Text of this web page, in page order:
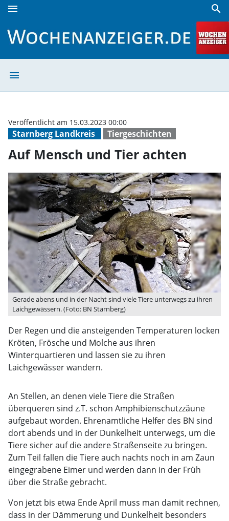
menu search
menu
Starnberg Landkreis Tiergeschichten
Veröffentlicht am 15.03.2023 00:00
Auf Mensch und Tier achten
Gerade abens und in der Nacht sind viele Tiere unterwegs zu ihren
Laichgewässern. (Foto: BN Starnberg)
Der Regen und die ansteigenden Temperaturen locken
Kröten, Frösche und Molche aus ihren
Winterquartieren und lassen sie zu ihren
Laichgewässer wandern.
An Stellen, an denen viele Tiere die Straßen
überqueren sind z.T. schon Amphibienschutzzäune
aufgebaut worden. Ehrenamtliche Helfer des BN sind
dort abends und in der Dunkelheit unterwegs, um die
Tiere sicher auf die andere Straßenseite zu bringen.
Zum Teil fallen die Tiere auch nachts noch in am Zaun
eingegrabene Eimer und werden dann in der Früh
über die Straße gebracht.
Von jetzt bis etwa Ende April muss man damit rechnen,
dass in der Dämmerung und Dunkelheit besonders